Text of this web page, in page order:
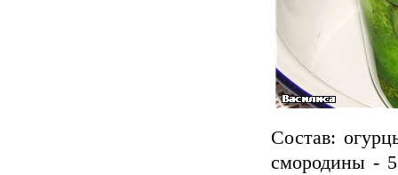
Состав:
смородины -